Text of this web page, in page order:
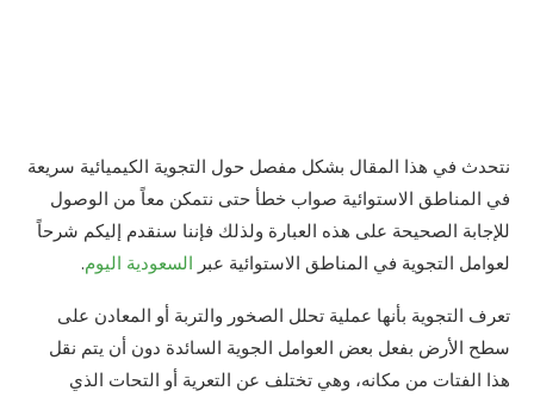
نتحدث في هذا المقال بشكل مفصل حول التجوية الكيميائية سريعة
في المناطق الاستوائية صواب خطأ حتى نتمكن معاً من الوصول
للإجابة الصحيحة على هذه العبارة ولذلك فإننا سنقدم إليكم شرحاً
لعوامل التجوية في المناطق الاستوائية عبر السعودية اليوم.
تعرف التجوية بأنها عملية تحلل الصخور والتربة أو المعادن على
سطح الأرض بفعل بعض العوامل الجوية السائدة دون أن يتم نقل
هذا الفتات من مكانه، وهي تختلف عن التعرية أو التحات الذي